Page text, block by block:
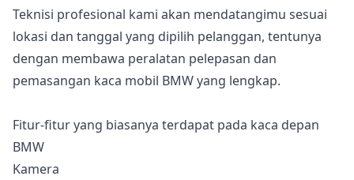
Teknisi profesional kami akan mendatangimu sesuai
lokasi dan tanggal yang dipilih pelanggan, tentunya
dengan membawa peralatan pelepasan dan
pemasangan kaca mobil BMW yang lengkap.
Fitur-fitur yang biasanya terdapat pada kaca depan
BMW
Kamera